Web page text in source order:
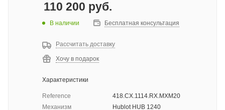
110 200 руб.
В наличии Бесплатная консультация
Рассчитать доставку
Хочу в подарок
Характеристики
Reference
418.CX.1114.RX.MXM20
Механизм
Hublot HUB 1240